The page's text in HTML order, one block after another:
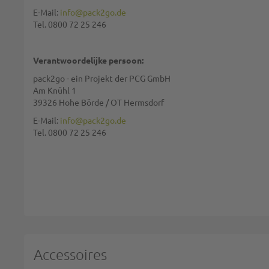
E-Mail: info@pack2go.de
Tel. 0800 72 25 246
Verantwoordelijke persoon:
pack2go - ein Projekt der PCG GmbH
Am Knühl 1
39326 Hohe Börde / OT Hermsdorf
E-Mail: info@pack2go.de
Tel. 0800 72 25 246
Accessoires